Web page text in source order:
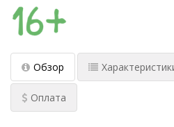
Обзор
Оплата